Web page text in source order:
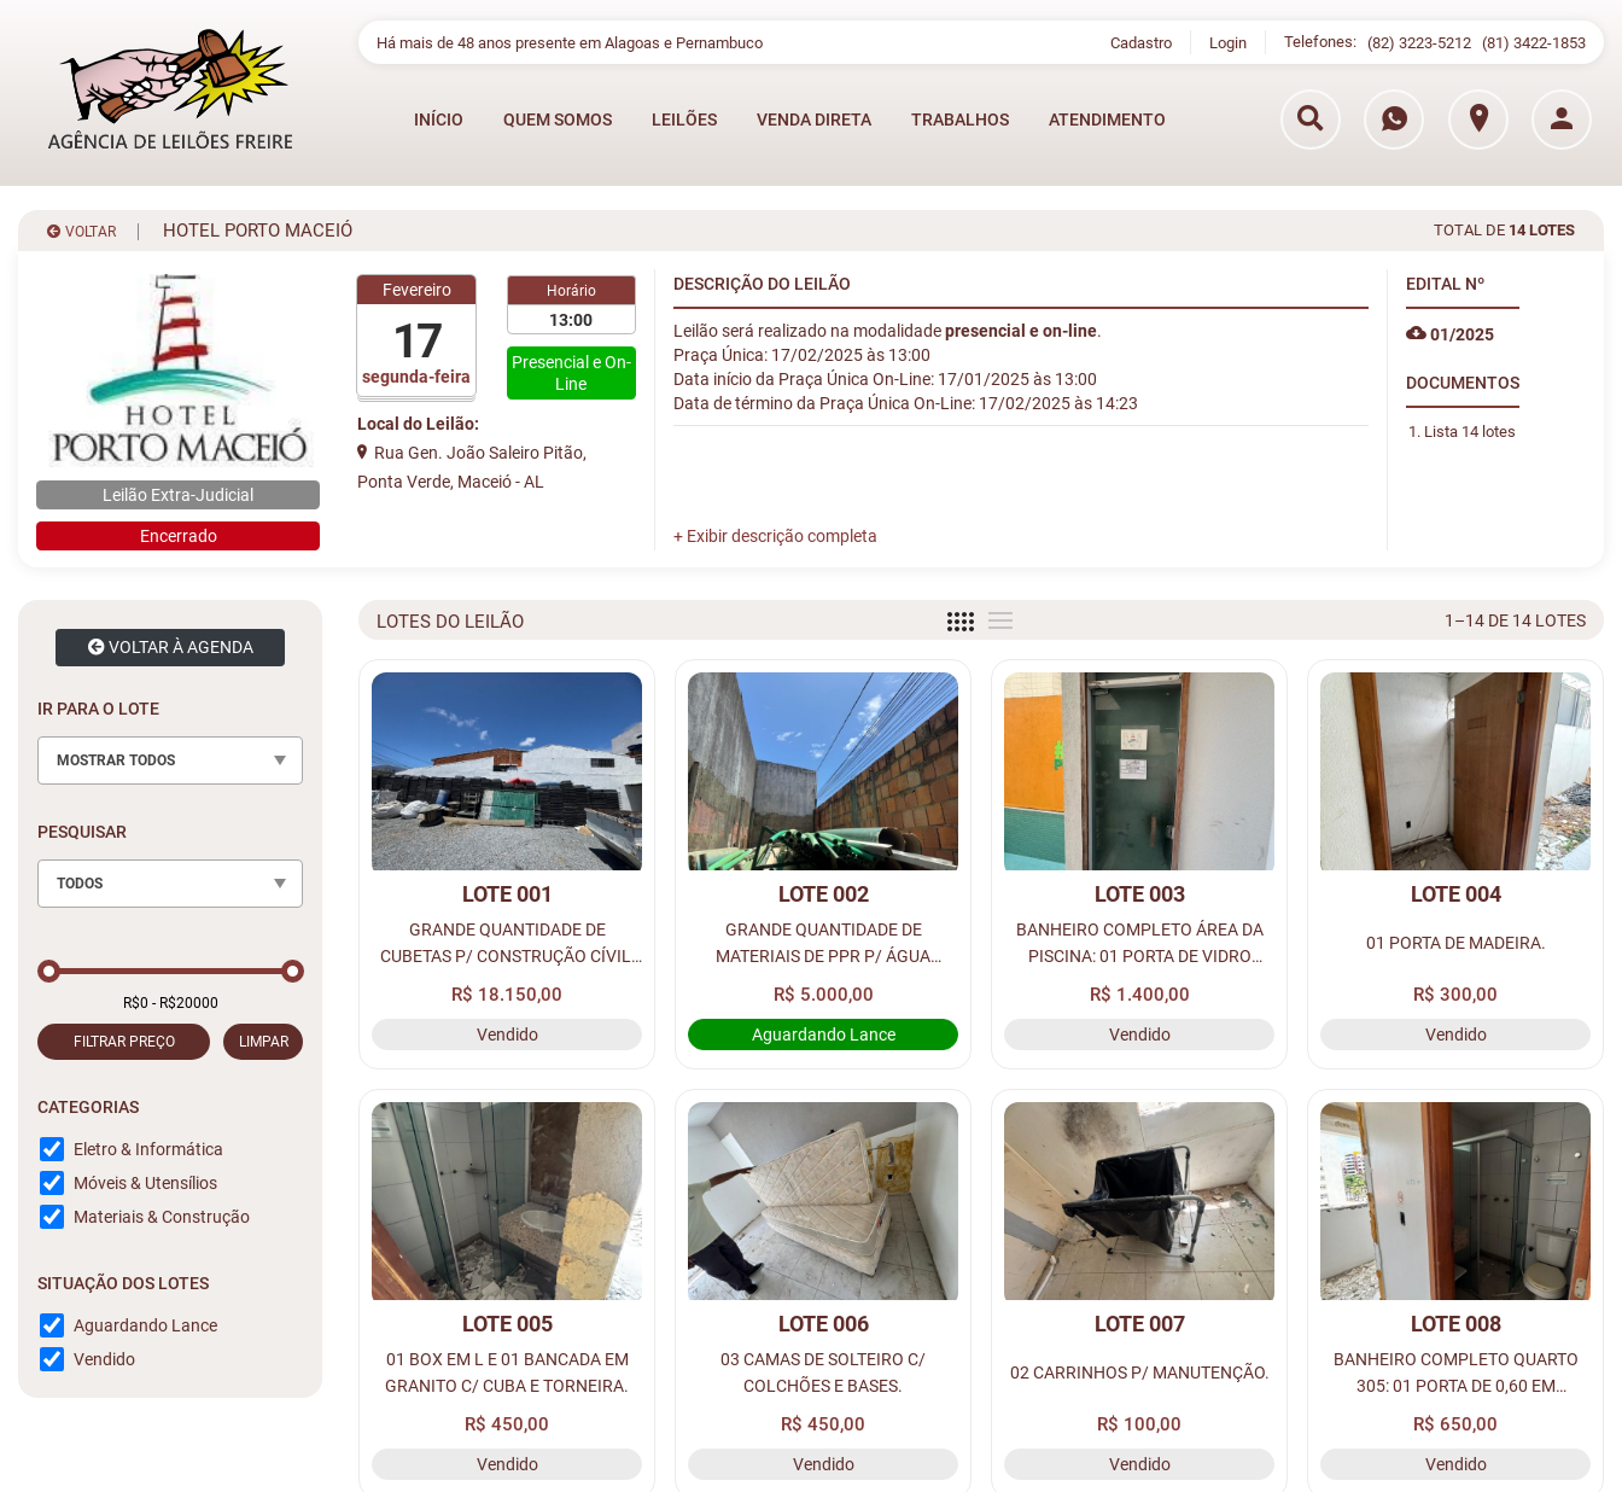
Há mais de 48 anos presente em Alagoas e Pernambuco Cadastro Login Telefones: (82) 3223-5212 (81) 3422-1853
INÍCIO QUEM SOMOS LEILÕES VENDA DIRETA TRABALHOS ATENDIMENTO
VOLTAR HOTEL PORTO MACEIÓ TOTAL DE 14 LOTES
Leilão Extra-Judicial
Encerrado
segunda-feira
Fevereiro
17
Horário
13:00
Presencial e On-
Line
Local do Leilão:
Rua Gen. João Saleiro Pitão,
Ponta Verde, Maceió - AL
DESCRIÇÃO DO LEILÃO
Leilão será realizado na modalidadepresencial e on-line.
Praça Única: 17/02/2025 às 13:00
Data início da Praça Única On-Line: 17/01/2025 às 13:00
Data de término da Praça Única On-Line: 17/02/2025 às 14:23
EDITAL Nº
01/2025
DOCUMENTOS
Lista 14 lotes
VOLTAR À AGENDA
IR PARA O LOTE
MOSTRAR TODOS
PESQUISAR
TODOS
FILTRAR PREÇO LIMPAR
CATEGORIAS
Eletro & Informática
Móveis & Utensílios
Materiais & Construção
SITUAÇÃO DOS LOTES
Aguardando Lance
Vendido
LOTES DO LEILÃO 1–14 DE 14 LOTES
LOTE 001
GRANDE QUANTIDADE DE
CUBETAS P/ CONSTRUÇÃO CÍVIL:
3420 UND DE CUBETAS 0,60X0,60 E
245 UND DE CUBETAS DE
0,30X0,60.
R$ 18.150,00
Vendido
LOTE 002
GRANDE QUANTIDADE DE
MATERIAIS DE PPR P/ ÁGUA
AQUECIDA: CONEXÕES, TUBOS,
CONECTORES MACHOS E FEMEAS,
JOELHOS, LUVAS, TÊ’S, LUVAS,
R$ 5.000,00
Aguardando Lance
LOTE 003
BANHEIRO COMPLETO ÁREA DA
PISCINA: 01 PORTA DE VIDRO
0,60X2,00, 01 BANCADA DE
GRANITO C/ CUBA SOBREPOSTA E
TORNEIRA E 01 VASO SANITÁRIO.
R$ 1.400,00
Vendido
LOTE 004
01 PORTA DE MADEIRA.
R$ 300,00
Vendido
LOTE 005
01 BOX EM L E 01 BANCADA EM
GRANITO C/ CUBA E TORNEIRA.
R$ 450,00
Vendido
LOTE 006
03 CAMAS DE SOLTEIRO C/
COLCHÕES E BASES.
R$ 450,00
Vendido
LOTE 007
02 CARRINHOS P/ MANUTENÇÃO.
R$ 100,00
Vendido
LOTE 008
BANHEIRO COMPLETO QUARTO
305: 01 PORTA DE 0,60 EM
MADEIRA, 01 VASO SANITÁRIO, 01
PIA COM BANCADA DE GRANITO,
BOX, ESQUADRIA E ACESSÓRIOS.
R$ 650,00
Vendido